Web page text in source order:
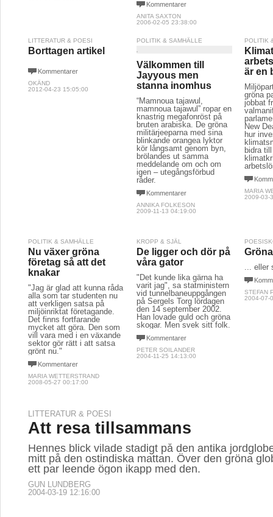
Kommentarer
ANITA SAXTON
2006-02-05 23:38:00
LITTERATUR & POESI
Borttagen artikel
Kommentarer
OKÄND
2012-04-23 15:05:00
POLITIK & SAMHÄLLE
Välkommen till
Jayyous men
stanna inomhus
“Mamnoua tajawul,
mamnoua tajawul” ropar en
knastrig megafonröst på
bruten arabiska. De gröna
militärjeeparna med sina
blinkande orangea lyktor
kör långsamt genom byn,
brölandes ut samma
meddelande om och om
igen – utegångsförbud
råder.
Kommentarer
ANNIKA FOLKESON
2009-11-13 04:19:00
POLITIK
är en
gröna
jobbat
New
hur
bidra
MARIA
2009-03-
POLITIK & SAMHÄLLE
Nu växer gröna
företag så att det
knakar
"Jag är glad att kunna råda
alla som tar studenten nu
att verkligen satsa på
miljöinriktat företagande.
Det finns fortfarande
mycket att göra. Den som
vill vara med i en växande
sektor gör rätt i att satsa
grönt nu."
Kommentarer
MARIA WETTERSTRAND
2008-05-27 00:17:00
KROPP & SJÄL
De ligger och dör på
våra gator
"Det kunde lika gärna ha
varit jag", sa statministern
vid tunnelbaneuppgången
på Sergels Torg lördagen
den 14 september 2002.
Han lovade guld och gröna
skogar. Men svek sitt folk.
Kommentarer
PETER SOILANDER
2004-11-25 14:13:00
... eller
STEFAN
2004-07-
LITTERATUR & POESI
Att resa tillsammans
Hennes blick vilade stadigt på den antika
mitt på den ostindiska mattan. Över den gröna
ett par leende ögon ikapp med den.
GUN LUNDBERG
2004-03-19 12:16:00